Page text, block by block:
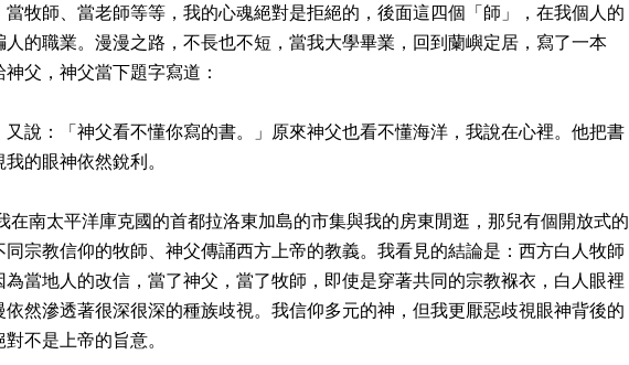
當牧師、當老師等等，我的心魂絕對是拒絕的，後面這四個「師」，在我個人的
人的職業。漫漫之路，不長也不短，當我大學畢業，回到蘭嶼定居，寫了一本
神父，神父當下題字寫道：
又說：「神父看不懂你寫的書。」原來神父也看不懂海洋，我說在心裡。他把書
的眼神依然銳利。
在南太平洋庫克國的首都拉洛東加島的市集與我的房東閒逛，那兒有個開放式的
同宗教信仰的牧師、神父傳誦西方上帝的教義。我看見的結論是：西方白人牧師
為當地人的改信，當了神父，當了牧師，即使是穿著共同的宗教褓衣，白人眼裡
依然滲透著很深很深的種族歧視。我信仰多元的神，但我更厭惡歧視眼神背後的
不是上帝的旨意。